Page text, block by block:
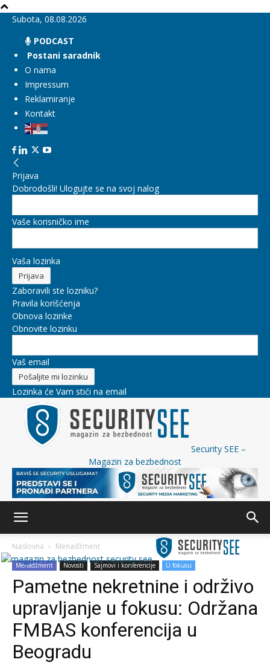
Subota, 08.08.2026
PODCAST
Postani saradnik
O nama
Impressum
Reklamiranje
Kontakt
Prijava
Dobrodošli! Ulogujte se na svoj nalog
Vaše korisničko ime
Vaša lozinka
Zaboravili ste lozniku?
Pravila korišćenja
Obnova lozinke
Obnovite lozinku
Vaš email
Lozinka će Vam stići na email
Security SEE –
Magazin za bezbednost
Naslovna Menadžment
Menadžment Novosti Sajmovi i konferencije U fokusu
Pametne nekretnine i održivo
upravljanje u fokusu: Održana
FMBAS konferencija u
Beogradu